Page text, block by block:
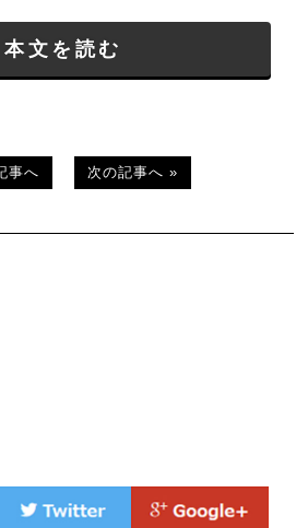
本文を読む
事へ 次の記事へ »